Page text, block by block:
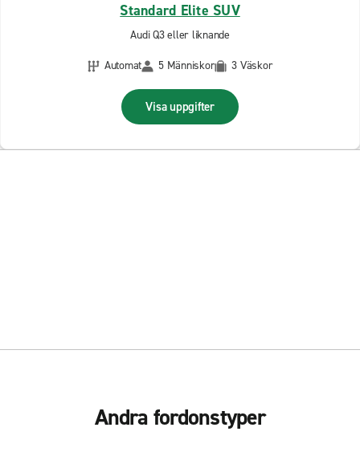
Standard Elite SUV
Audi Q3 eller liknande
Automat
5 Människor 3 Väskor
Visa uppgifter
Andra fordonstyper